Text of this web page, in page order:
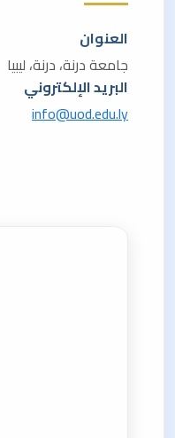
العنوان
جامعة درنة، درنة، ليبيا
البريد الإلكتروني
info@uod.edu.ly